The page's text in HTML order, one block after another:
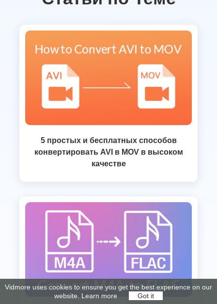
5 простых и бесплатных способов
конвертировать AVI в MOV в высоком
качестве
Vidmore uses cookies to ensure you get the best experience on our
website. Learn more Got it